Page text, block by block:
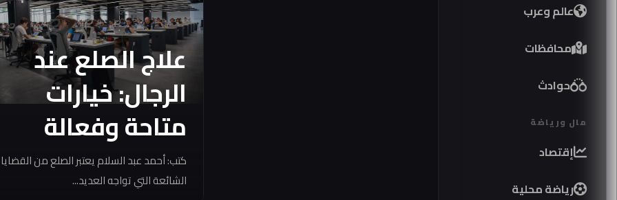
عالم وعرب
محافظات
حوادث
مال ورياضة
إقتصاد
رياضة محلية
علاج الصلع عند
الرجال: خيارات
متاحة وفعالة
كتب: أحمد عبد السلام يعتبر الصلع من القضايا
الشائعة التي تواجه العديد...